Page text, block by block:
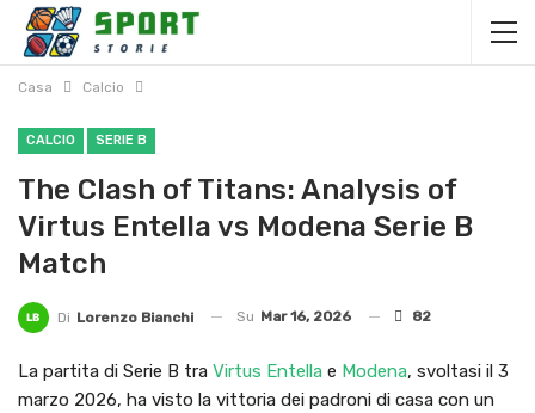
Casa Calcio
CALCIO SERIE B
The Clash of Titans: Analysis of
Virtus Entella vs Modena Serie B
Match
Di Lorenzo Bianchi Su Mar 16, 2026 82
La partita di Serie B tra Virtus Entella e Modena, svoltasi il 3
marzo 2026, ha visto la vittoria dei padroni di casa con un